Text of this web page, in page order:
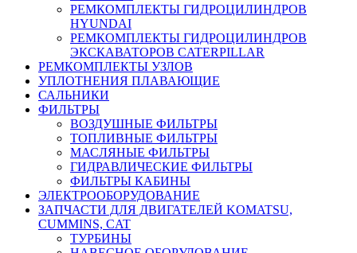
РЕМКОМПЛЕКТЫ ГИДРОЦИЛИНДРОВ
HYUNDAI
РЕМКОМПЛЕКТЫ ГИДРОЦИЛИНДРОВ
ЭКСКАВАТОРОВ CATERPILLAR
РЕМКОМПЛЕКТЫ УЗЛОВ
УПЛОТНЕНИЯ ПЛАВАЮЩИЕ
САЛЬНИКИ
ФИЛЬТРЫ
ВОЗДУШНЫЕ ФИЛЬТРЫ
ТОПЛИВНЫЕ ФИЛЬТРЫ
МАСЛЯНЫЕ ФИЛЬТРЫ
ГИДРАВЛИЧЕСКИЕ ФИЛЬТРЫ
ФИЛЬТРЫ КАБИНЫ
ЭЛЕКТРООБОРУДОВАНИЕ
ЗАПЧАСТИ ДЛЯ ДВИГАТЕЛЕЙ KOMATSU,
CUMMINS, CAT
ТУРБИНЫ